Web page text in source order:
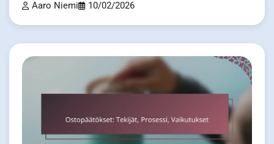
Aaro Niemi 10/02/2026